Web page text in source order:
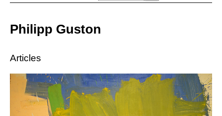
Regarder
Dossiers
Philipp Guston
Articles